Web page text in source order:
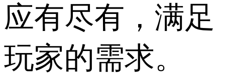
应有尽有，满足
玩家的需求。